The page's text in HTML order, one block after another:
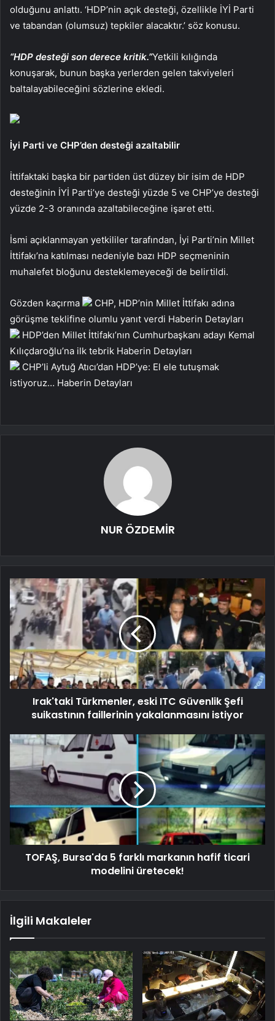
olduğunu anlattı. ‘HDP’nin açık desteği, özellikle İYİ Parti
ve tabandan (olumsuz) tepkiler alacaktır.’ söz konusu.
“HDP desteği son derece kritik.”Yetkili kılığında
konuşarak, bunun başka yerlerden gelen takviyeleri
baltalayabileceğini sözlerine ekledi.
İyi Parti ve CHP’den desteği azaltabilir
İttifaktaki başka bir partiden üst düzey bir isim de HDP
desteğinin İYİ Parti’ye desteği yüzde 5 ve CHP’ye desteği
yüzde 2-3 oranında azaltabileceğine işaret etti.
İsmi açıklanmayan yetkililer tarafından, İyi Parti’nin Millet
İttifakı’na katılması nedeniyle bazı HDP seçmeninin
muhalefet bloğunu desteklemeyeceği de belirtildi.
Gözden kaçırma
CHP, HDP’nin Millet İttifakı adına
görüşme teklifine olumlu yanıt verdi Haberin Detayları
HDP’den Millet İttifakı’nın Cumhurbaşkanı adayı Kemal
Kılıçdaroğlu’na ilk tebrik Haberin Detayları
CHP’li Aytuğ Atıcı’dan HDP’ye: El ele tutuşmak
istiyoruz… Haberin Detayları
NUR ÖZDEMİR
Irak'taki Türkmenler, eski ITC Güvenlik Şefi
suikastının faillerinin yakalanmasını istiyor
TOFAŞ, Bursa'da 5 farklı markanın hafif ticari
modelini üretecek!
İlgili Makaleler